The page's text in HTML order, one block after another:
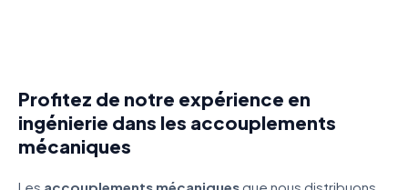
Profitez de notre expérience en
ingénierie dans les accouplements
mécaniques